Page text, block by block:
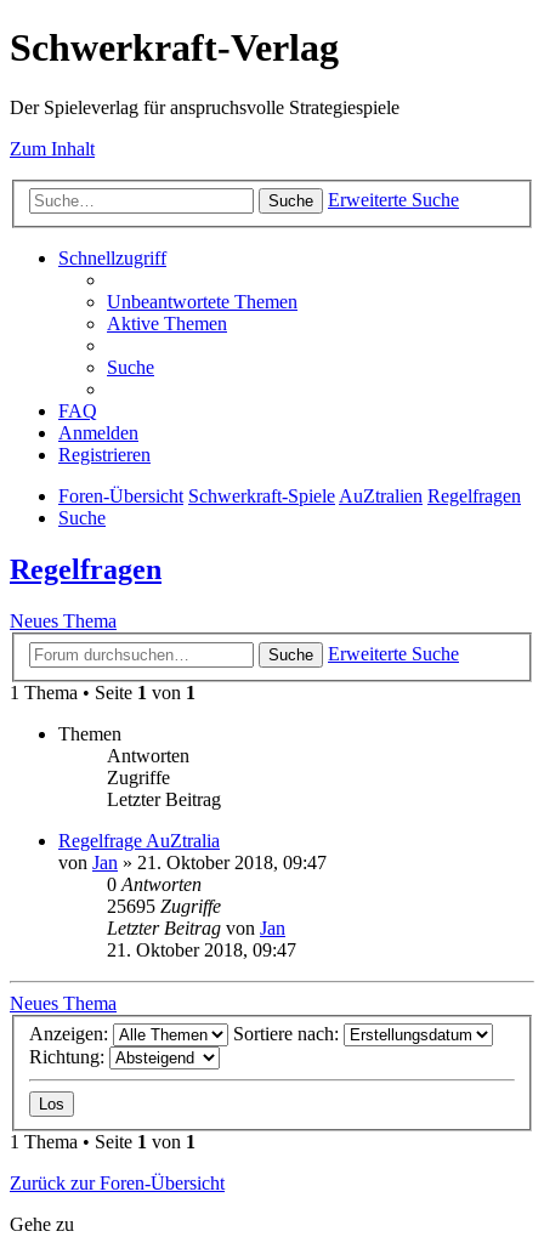
Schwerkraft-Verlag
Der Spieleverlag für anspruchsvolle Strategiespiele
Zum Inhalt
Suche Erweiterte Suche
Schnellzugriff
Unbeantwortete Themen
Aktive Themen
Suche
FAQ
Anmelden
Registrieren
Foren-Übersicht Schwerkraft-SpieleAuZtralien Regelfragen
Suche
Regelfragen
Neues Thema
Suche
Erweiterte Suche
1 Thema • Seite 1 von 1
Themen
Antworten
Zugriffe
Letzter Beitrag
Regelfrage AuZtralia
von Jan » 21. Oktober 2018, 09:47
0 Antworten
25695 Zugriffe
Letzter Beitrag von Jan
21. Oktober 2018, 09:47
Neues Thema
Anzeigen:
Sortiere nach:
Richtung:
1 Thema • Seite 1 von 1
Zurück zur Foren-Übersicht
Gehe zu